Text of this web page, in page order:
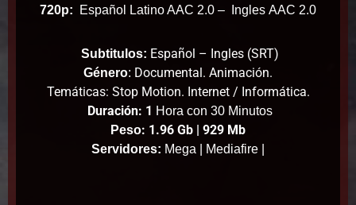
720p: Español Latino AAC 2.0 – Ingles AAC 2.0
Subtitulos: Español – Ingles (SRT)
Género: Documental. Animación.
Temáticas: Stop Motion. Internet / Informática.
Duración: 1 Hora con 30 Minutos
Peso: 1.96 Gb | 929 Mb
Servidores: Mega | Mediafire |